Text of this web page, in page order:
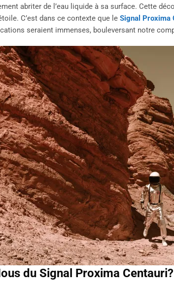
abriter de l’eau liquide à sa surface. Cette
C’est dans ce contexte que le Signal Proxima
seraient immenses, bouleversant notre
du Signal Proxima Centauri?